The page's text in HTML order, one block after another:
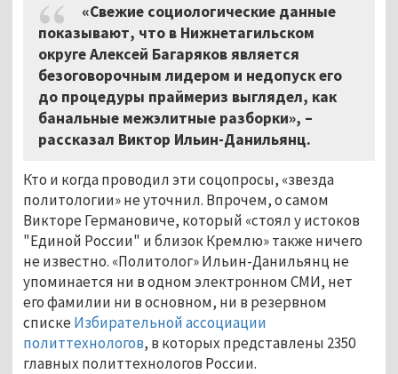
«Свежие социологические данные
показывают, что в Нижнетагильском
округе Алексей Багаряков является
безоговорочным лидером и недопуск его
до процедуры праймериз выглядел, как
банальные межэлитные разборки», –
рассказал Виктор Ильин-Данильянц.
Кто и когда проводил эти соцопросы, «звезда
политологии» не уточнил. Впрочем, о самом
Викторе Германовиче, который «стоял у истоков
"Единой России" и близок Кремлю» также ничего
не известно. «Политолог» Ильин-Данильянц не
упоминается ни в одном электронном СМИ, нет
его фамилии ни в основном, ни в резервном
списке Избирательной ассоциации
политтехнологов, в которых представлены 2350
главных политтехнологов России.